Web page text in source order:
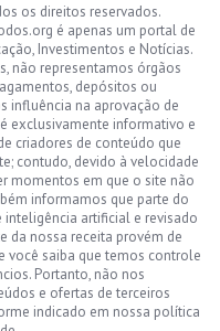
os direitos reservados.
é apenas um portal de
Investimentos e Notícias.
não representamos órgãos
depósitos ou
influência na aprovação de
exclusivamente informativo e
criadores de conteúdo que
contudo, devido à velocidade
momentos em que o site não
informamos que parte do
artificial e revisado
da nossa receita provém de
você saiba que temos controle
Portanto, não nos
e ofertas de terceiros
indicado em nossa política